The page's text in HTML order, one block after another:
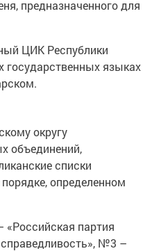
предназначенного для
ЦИК Республики
государственных языках
округу
объединений,
списки
определенном
партия
№3 –